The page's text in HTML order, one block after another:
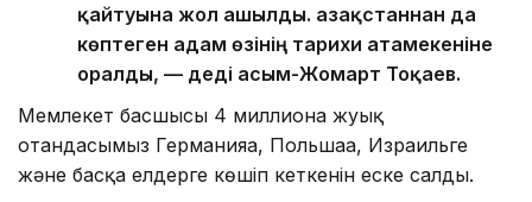
қайтуына жол ашылды. Қазақстаннан да
көптеген адам өзінің тарихи атамекеніне
оралды, — деді Қасым-Жомарт Тоқаев.
Мемлекет басшысы 4 миллионға жуық
отандасымыз Германияға, Польшаға, Израильге
және басқа елдерге көшіп кеткенін еске салды.